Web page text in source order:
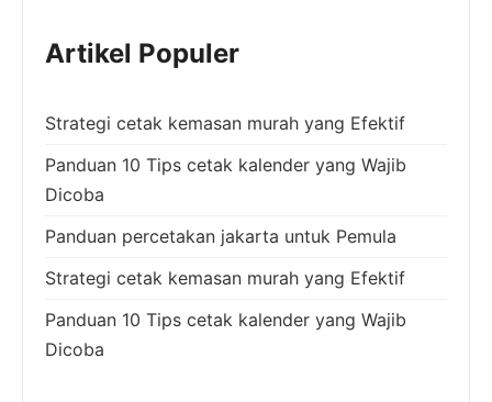
Artikel Populer
Strategi cetak kemasan murah yang Efektif
Panduan 10 Tips cetak kalender yang Wajib
Dicoba
Panduan percetakan jakarta untuk Pemula
Strategi cetak kemasan murah yang Efektif
Panduan 10 Tips cetak kalender yang Wajib
Dicoba